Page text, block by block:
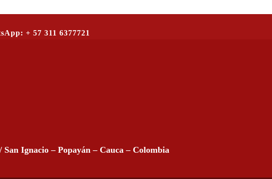
+ 57 311 6377721
Ignacio – Popayán – Cauca – Colombia